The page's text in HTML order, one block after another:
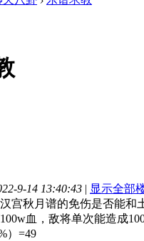
9-14 13:40:43 | 显示全部
宫秋月谱的免伤是否能和
血，敌将单次能造成
）=49